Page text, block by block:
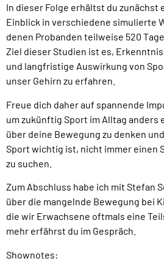
In dieser Folge erhältst du zunächst
Einblick in verschiedene simulierte
denen Probanden teilweise 520
Ziel dieser Studien ist es,
und langfristige Auswirkung von
unser Gehirn zu erfahren.
Freue dich daher auf spannende
um zukünftig Sport im Alltag anders
über deine Bewegung zu denken
Sport wichtig ist, nicht immer einen
zu suchen.
Zum Abschluss habe ich mit Stefan
über die mangelnde Bewegung bei
die wir Erwachsene oftmals eine
mehr erfährst du im Gespräch.
Shownotes: